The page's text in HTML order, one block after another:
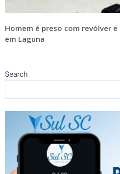
Homem é preso com revólver
em Laguna
Search